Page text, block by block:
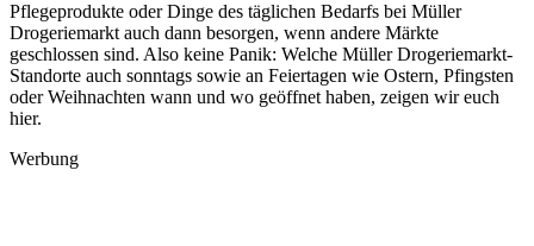
Pflegeprodukte oder Dinge des täglichen Bedarfs bei Müller
Drogeriemarkt auch dann besorgen, wenn andere Märkte
geschlossen sind. Also keine Panik: Welche Müller Drogeriemarkt-
Standorte auch sonntags sowie an Feiertagen wie Ostern, Pfingsten
oder Weihnachten wann und wo geöffnet haben, zeigen wir euch
hier.
Werbung